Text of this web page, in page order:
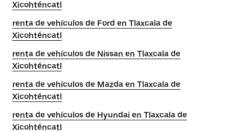
Xicohténcatl
renta de vehículos de Ford en Tlaxcala de
Xicohténcatl
renta de vehículos de Nissan en Tlaxcala de
Xicohténcatl
renta de vehículos de Mazda en Tlaxcala de
Xicohténcatl
renta de vehículos de Hyundai en Tlaxcala de
Xicohténcatl